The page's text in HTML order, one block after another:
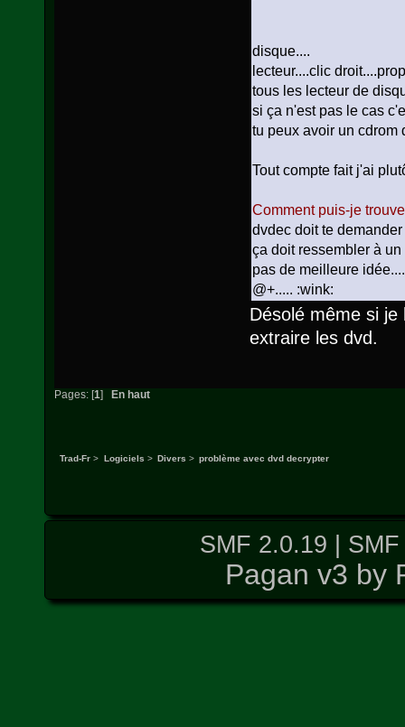
disque....
lecteur....clic
tous les lecteur de
si ça n'est pas le cas
tu peux avoir un cdrom
Tout compte fait j'ai
Comment puis-je
dvdec doit te
ça doit ressembler à
pas de meilleure idée....
@+..... :wink:
Désolé même si
extraire les dvd.
Pages: [1] En haut
Trad-Fr > Logiciels > Divers > problème avec dvd decrypter
SMF 2.0.19
Pagan v3 by